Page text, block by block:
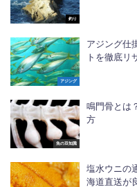
釣り
アジング
アジング仕
トを徹底リ
魚の豆知識
鳴門骨とは
方
塩水ウニの
海道直送が